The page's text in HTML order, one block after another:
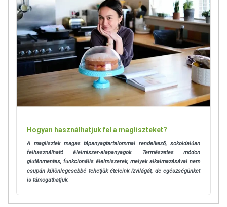
Hogyan használhatjuk fel a magliszteket?
A maglisztek magas tápanyagtartalommal rendelkező, sokoldalúan
felhasználható élelmiszer-alapanyagok. Természetes módon
gluténmentes, funkcionális élelmiszerek, melyek alkalmazásával nem
csupán különlegesebbé tehetjük ételeink ízvilágát, de egészségünket
is támogathatjuk.